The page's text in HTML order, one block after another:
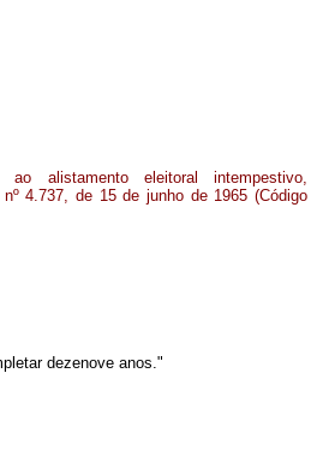
alistamento eleitoral intempestivo,
4.737, de 15 de junho de 1965 (Código
dezenove anos."